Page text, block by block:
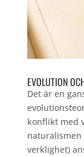
EVOLUTION
Det är en
konflikt med
naturalismen
verklighet)